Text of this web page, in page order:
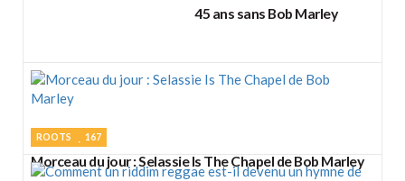
45 ans sans Bob Marley
ROOTS 167
Morceau du jour : Selassie Is The Chapel de Bob Marley